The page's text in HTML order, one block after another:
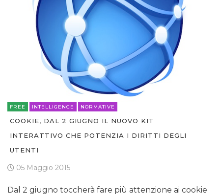
FREE INTELLIGENCE NORMATIVE
COOKIE, DAL 2 GIUGNO IL NUOVO KIT
INTERATTIVO CHE POTENZIA I DIRITTI DEGLI
UTENTI
05 Maggio 2015
Dal 2 giugno toccherà fare più attenzione ai cookie